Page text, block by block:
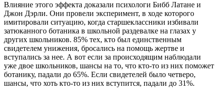
Влияние этого эффекта доказали психологи Бибб Латане и
Джон Дэрли. Они провели эксперимент, в ходе которого
имитировали ситуацию, когда старшеклассники избивали
затюканного ботаника в школьной раздевалке на глазах у
других школьников. 85% тех, кто был единственным
свидетелем унижения, бросались на помощь жертве и
вступались за нее. А вот если за происходящим наблюдали
уже двое школьников, шансы на то, что кто-то из них поможет
ботанику, падали до 65%. Если свидетелей было четверо,
шансы, что хоть кто-то из них вступится, падали до 31%.